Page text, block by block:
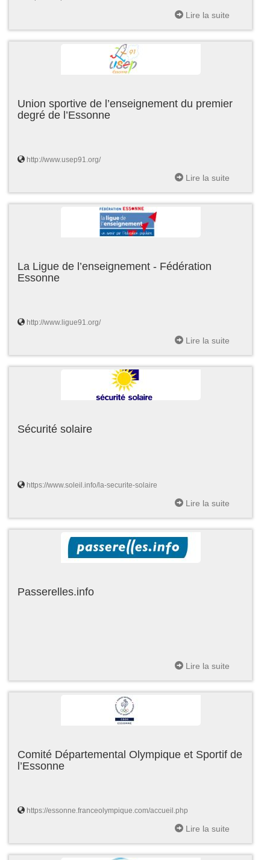
Lire la suite
Union sportive de l’enseignement du premier
degré de l’Essonne
http://www.usep91.org/
Lire la suite
La Ligue de l’enseignement - Fédération
Essonne
http://www.ligue91.org/
Lire la suite
Sécurité solaire
https://www.soleil.info/la-securite-solaire
Lire la suite
Passerelles.info
Lire la suite
Comité Départemental Olympique et Sportif de
l’Essonne
https://essonne.franceolympique.com/accueil.php
Lire la suite